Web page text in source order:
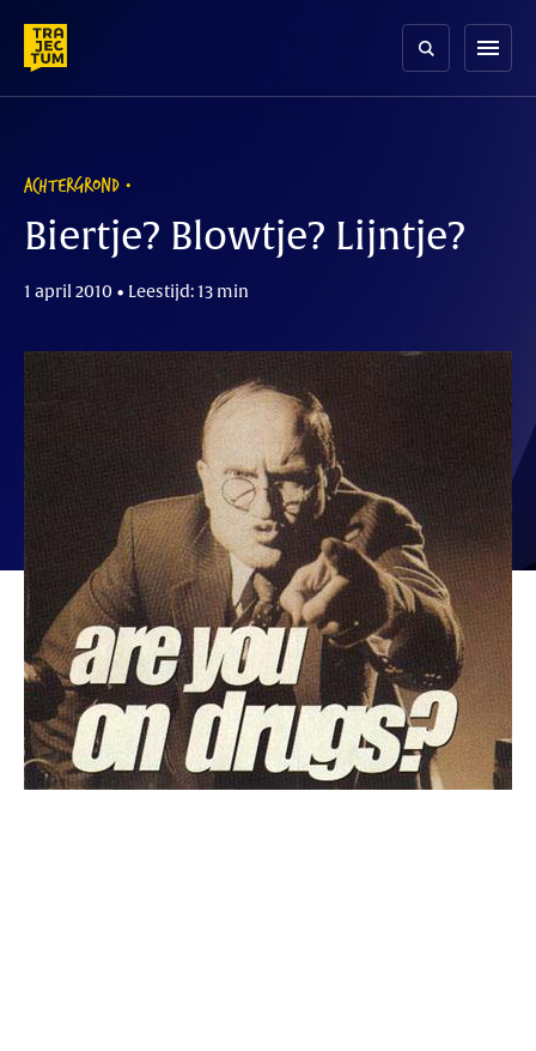
content
menu
ACHTERGROND
Biertje? Blowtje? Lijntje?
1 april 2010 • Leestijd: 13 min